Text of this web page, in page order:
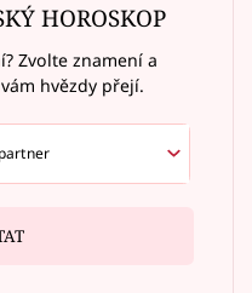
HOROSKOP
Zvolte znamení a
hvězdy přejí.